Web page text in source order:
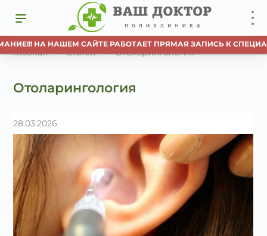
НА НАШЕМ САЙТЕ РАБОТАЕТ ПРЯМАЯ ЗАПИСЬ К
Главная Статьи Отоларингология
Отоларингология
28.03.2026